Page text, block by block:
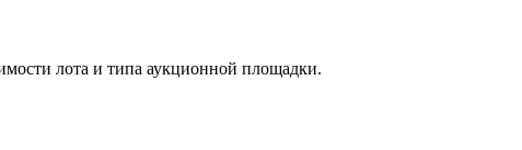
лота и типа аукционной площадки.